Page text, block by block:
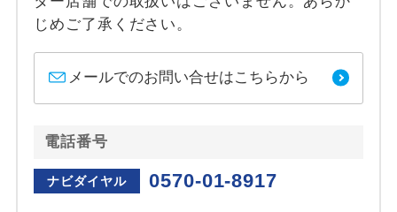
じめご了承ください。
メールでのお問い合せはこちらから
電話番号
ナビダイヤル 0570-01-8917